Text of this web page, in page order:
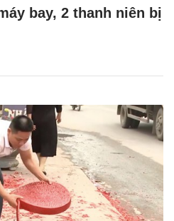
bay, 2 thanh niên bị